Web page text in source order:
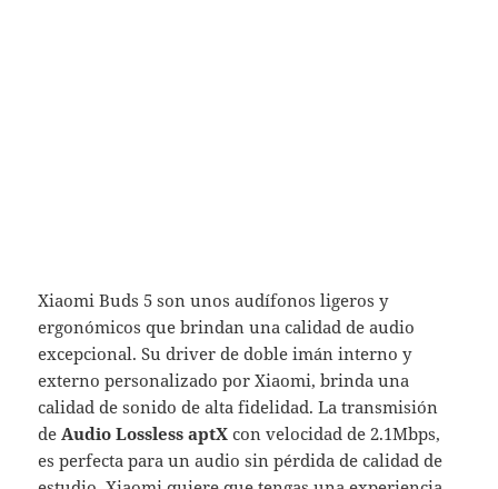
Xiaomi Buds 5 son unos audífonos ligeros y
ergonómicos que brindan una calidad de audio
excepcional. Su driver de doble imán interno y
externo personalizado por Xiaomi, brinda una
calidad de sonido de alta fidelidad. La transmisión
de Audio Lossless aptXcon velocidad de 2.1Mbps,
es perfecta para un audio sin pérdida de calidad de